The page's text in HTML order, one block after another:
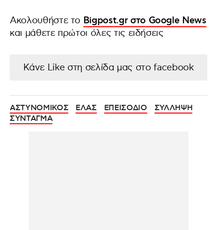
Ακολουθήστε το Bigpost.gr στο Google News
και μάθετε πρώτοι όλες τις ειδήσεις
Κάνε Like στη σελίδα μας στο facebook
ΑΣΤΥΝΟΜΙΚΟΣ ΕΛΑΣ ΕΠΕΙΣΟΔΙΟ
ΣΥΛΛΗΨΗ
ΣΥΝΤΑΓΜΑ